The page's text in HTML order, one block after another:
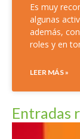
Es muy
algunas
además,
roles y en
LEER MÁS »
Entradas